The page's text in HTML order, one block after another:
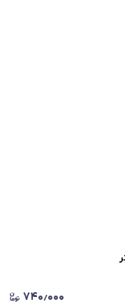
۷۴۰٫۰۰۰